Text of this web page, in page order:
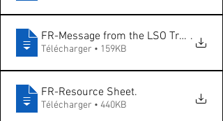
FR-Message from the LSO Treasurer
.
Télécharger • 159KB
FR-Resource Sheet.
Télécharger • 440KB